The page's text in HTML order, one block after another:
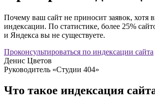
Почему ваш сайт не приносит заявок,
индексации. По статистике, более 25%
и Яндекса вы не существуете.
Проконсультироваться по индексации сайта
Денис Цветов
Руководитель «Студии 404»
Что такое индексация